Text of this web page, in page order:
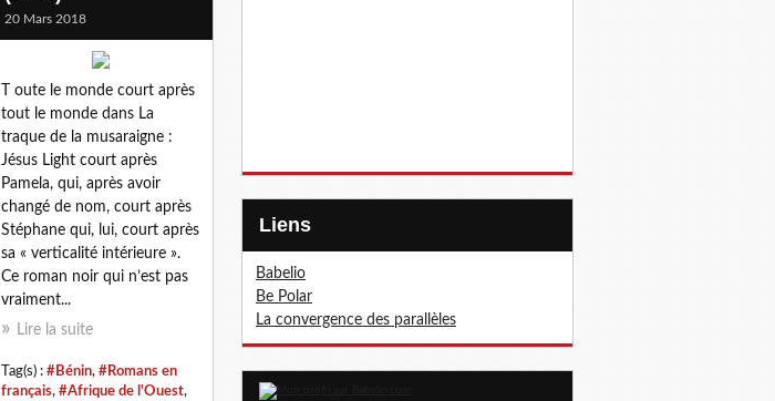
20 Mars 2018
T oute le monde court après
tout le monde dans La
traque de la musaraigne :
Jésus Light court après
Pamela, qui, après avoir
changé de nom, court après
Stéphane qui, lui, court après
sa « verticalité intérieure ».
Ce roman noir qui n’est pas
vraiment...
Lire la suite
Tag(s) : #Bénin, #Romans en
français, #Afrique de l'Ouest,
Liens
Babelio
Be Polar
La convergence des parallèles